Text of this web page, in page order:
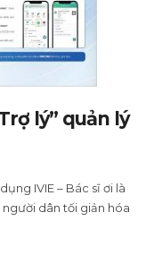
lý” quản lý
IVIE – Bác sĩ ơi là
dân tối giản hóa